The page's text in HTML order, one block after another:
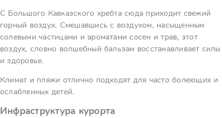
С Большого Кавказского хребта сюда приходит свежий
горный воздух. Смешавшись с воздухом, насыщенным
солевыми частицами и ароматами сосен и трав, этот
воздух, словно волшебный бальзам восстанавливает силы
и здоровье.
Климат и пляжи отлично подходят для часто болеющих и
ослабленных детей.
Инфраструктура курорта